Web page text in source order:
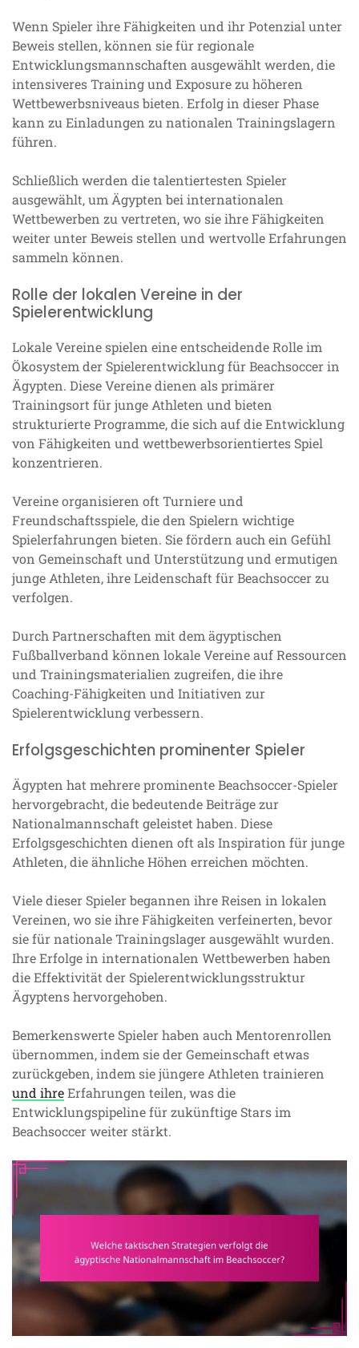
Wenn Spieler ihre Fähigkeiten und ihr Potenzial unter
Beweis stellen, können sie für regionale
Entwicklungsmannschaften ausgewählt werden, die
intensiveres Training und Exposure zu höheren
Wettbewerbsniveaus bieten. Erfolg in dieser Phase
kann zu Einladungen zu nationalen Trainingslagern
führen.
Schließlich werden die talentiertesten Spieler
ausgewählt, um Ägypten bei internationalen
Wettbewerben zu vertreten, wo sie ihre Fähigkeiten
weiter unter Beweis stellen und wertvolle Erfahrungen
sammeln können.
Rolle der lokalen Vereine in der
Spielerentwicklung
Lokale Vereine spielen eine entscheidende Rolle im
Ökosystem der Spielerentwicklung für Beachsoccer in
Ägypten. Diese Vereine dienen als primärer
Trainingsort für junge Athleten und bieten
strukturierte Programme, die sich auf die Entwicklung
von Fähigkeiten und wettbewerbsorientiertes Spiel
konzentrieren.
Vereine organisieren oft Turniere und
Freundschaftsspiele, die den Spielern wichtige
Spielerfahrungen bieten. Sie fördern auch ein Gefühl
von Gemeinschaft und Unterstützung und ermutigen
junge Athleten, ihre Leidenschaft für Beachsoccer zu
verfolgen.
Durch Partnerschaften mit dem ägyptischen
Fußballverband können lokale Vereine auf Ressourcen
und Trainingsmaterialien zugreifen, die ihre
Coaching-Fähigkeiten und Initiativen zur
Spielerentwicklung verbessern.
Erfolgsgeschichten prominenter Spieler
Ägypten hat mehrere prominente Beachsoccer-Spieler
hervorgebracht, die bedeutende Beiträge zur
Nationalmannschaft geleistet haben. Diese
Erfolgsgeschichten dienen oft als Inspiration für junge
Athleten, die ähnliche Höhen erreichen möchten.
Viele dieser Spieler begannen ihre Reisen in lokalen
Vereinen, wo sie ihre Fähigkeiten verfeinerten, bevor
sie für nationale Trainingslager ausgewählt wurden.
Ihre Erfolge in internationalen Wettbewerben haben
die Effektivität der Spielerentwicklungsstruktur
Ägyptens hervorgehoben.
Bemerkenswerte Spieler haben auch Mentorenrollen
übernommen, indem sie der Gemeinschaft etwas
zurückgeben, indem sie jüngere Athleten trainieren
und ihreErfahrungen teilen, was die
Entwicklungspipeline für zukünftige Stars im
Beachsoccer weiter stärkt.